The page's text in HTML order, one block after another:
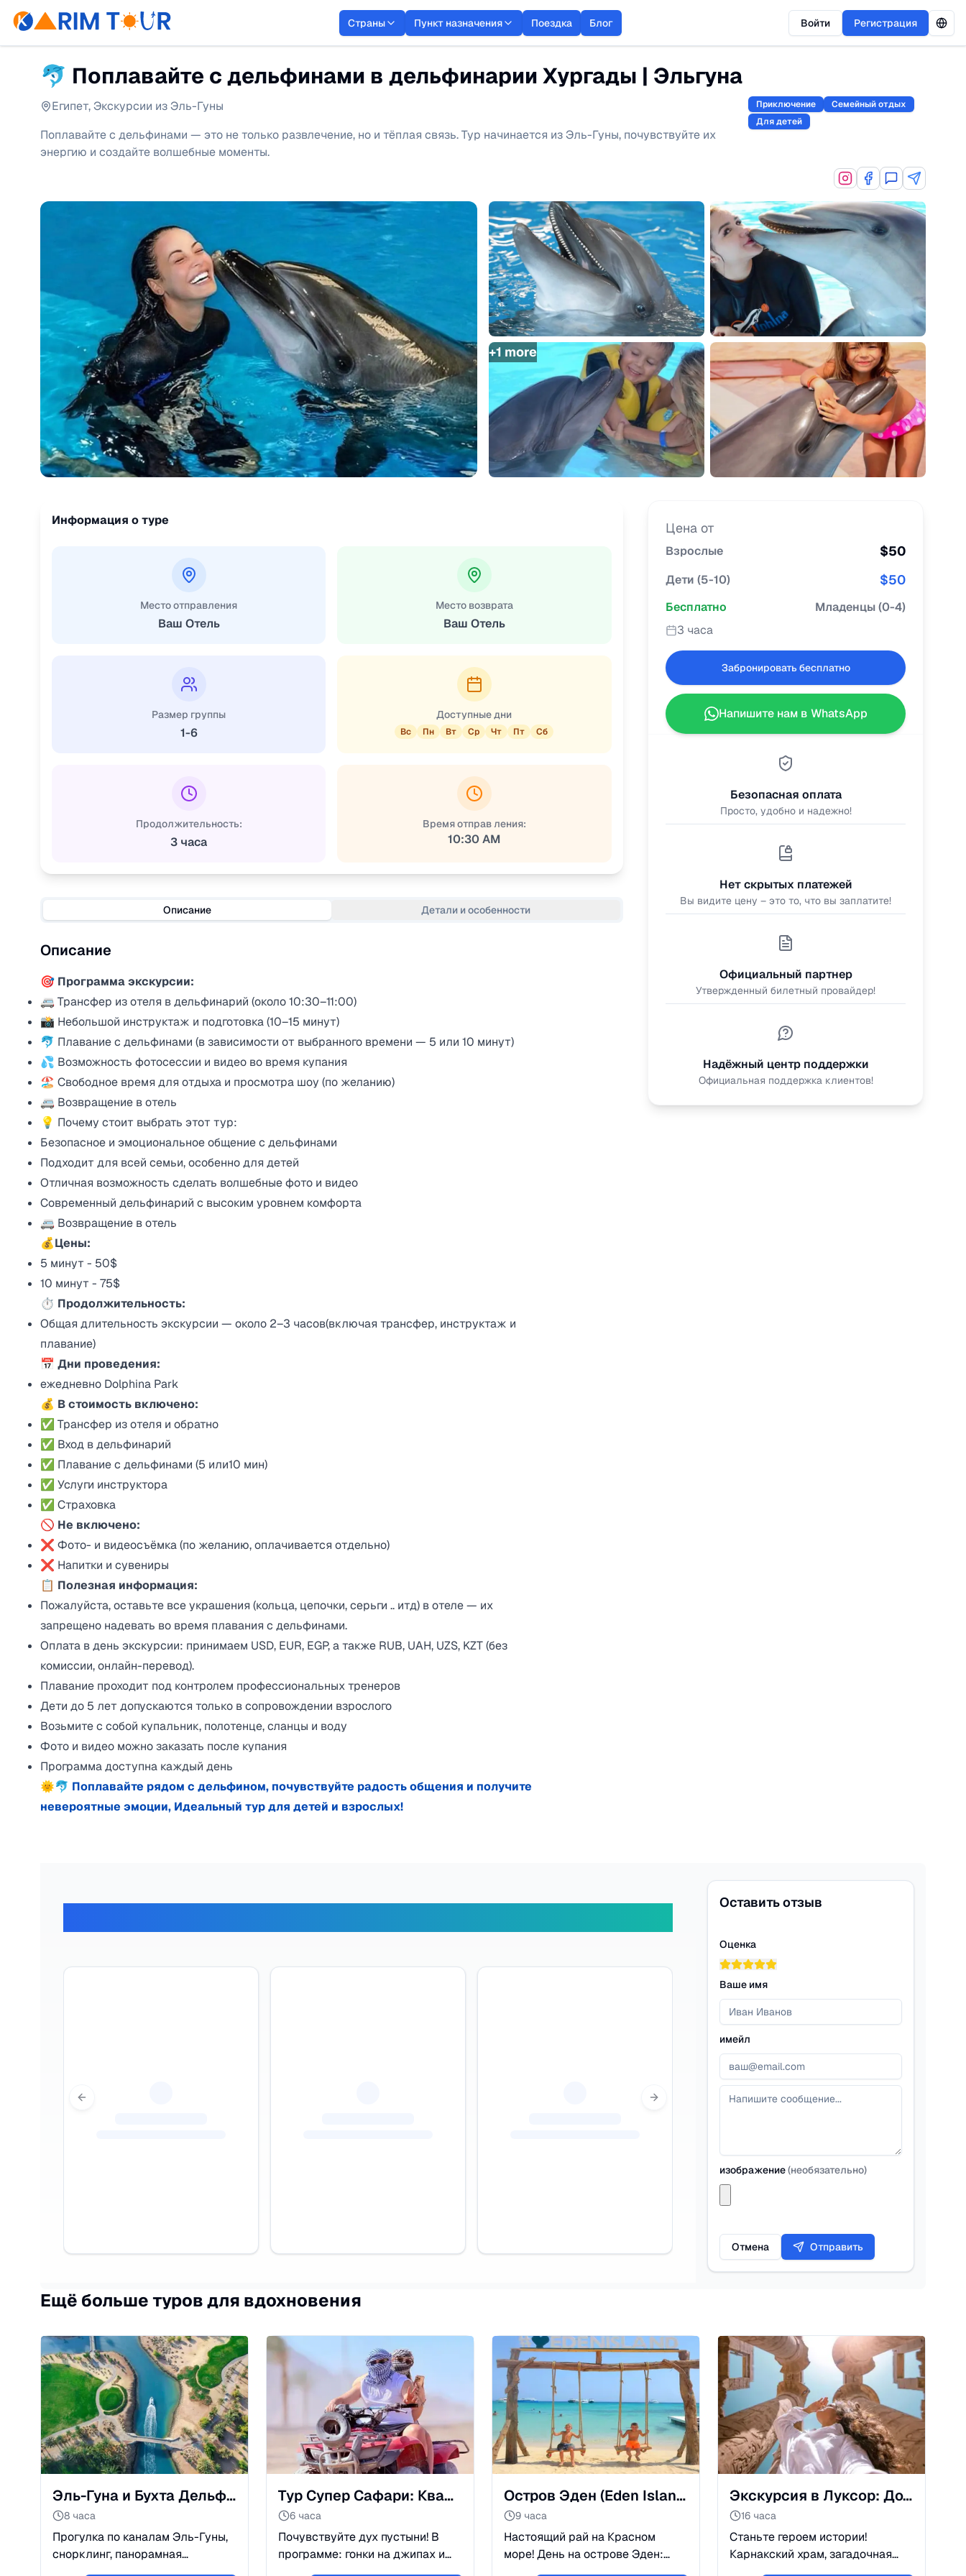
Страны Пункт назначения Поездка Блог Войти Регистрация
🐬 Поплавайте с дельфинами в дельфинарии Хургады | Эльгуна
Египет,Экскурсии из Эль-Гуны
Поплавайте с дельфинами — это не только развлечение, но и тёплая связь. Тур начинается из Эль-Гуны, почувствуйте их
энергию и создайте волшебные моменты.
Приключение
Семейный отдых
Для детей
+1 more
Информация о туре
Место отправления
Ваш Отель
Место возврата
Ваш Отель
Размер группы
1-6
Доступные дни
Вс Пн Вт Ср Чт Пт Сб
Продолжительность:
3 часа
Время отправ ления:
10:30 AM
Описание Детали и особенности
Описание
🎯 Программа экскурсии:
🚐 Трансфер из отеля в дельфинарий (около 10:30–11:00)
📸 Небольшой инструктаж и подготовка (10–15 минут)
🐬 Плавание с дельфинами (в зависимости от выбранного времени — 5 или 10 минут)
💦 Возможность фотосессии и видео во время купания
🏖️ Свободное время для отдыха и просмотра шоу (по желанию)
🚐 Возвращение в отель
💡 Почему стоит выбрать этот тур:
Безопасное и эмоциональное общение с дельфинами
Подходит для всей семьи, особенно для детей
Отличная возможность сделать волшебные фото и видео
Современный дельфинарий с высоким уровнем комфорта
🚐 Возвращение в отель
💰Цены:
5 минут - 50$
10 минут - 75$
⏱️ Продолжительность:
Общая длительность экскурсии — около 2–3 часов(включая трансфер, инструктаж и
плавание)
📅 Дни проведения:
ежедневно Dolphina Park
💰 В стоимость включено:
✅ Трансфер из отеля и обратно
✅ Вход в дельфинарий
✅ Плавание с дельфинами (5 или10 мин)
✅ Услуги инструктора
✅ Страховка
🚫 Не включено:
❌ Фото- и видеосъёмка (по желанию, оплачивается отдельно)
❌ Напитки и сувениры
📋 Полезная информация:
Пожалуйста, оставьте все украшения (кольца, цепочки, серьги .. итд) в отеле — их
запрещено надевать во время плавания с дельфинами.
Оплата в день экскурсии: принимаем USD, EUR, EGP, а также RUB, UAH, UZS, KZT (без
комиссии, онлайн-перевод).
Плавание проходит под контролем профессиональных тренеров
Дети до 5 лет допускаются только в сопровождении взрослого
Возьмите с собой купальник, полотенце, сланцы и воду
Фото и видео можно заказать после купания
Программа доступна каждый день
🌞🐬 Поплавайте рядом с дельфином, почувствуйте радость общения и получите
невероятные эмоции, Идеальный тур для детей и взрослых!
Цена от
Взрослые $50
Дети (5-10) $50
Бесплатно Младенцы(0-4)
3 часа
Забронировать бесплатно
Напишите нам в WhatsApp
Безопасная оплата
Просто, удобно и надежно!
Нет скрытых платежей
Вы видите цену – это то, что вы заплатите!
Официальный партнер
Утвержденный билетный провайдер!
Надёжный центр поддержки
Официальная поддержка клиентов!
Previous slide Next slide
Оставить отзыв
Оценка
Ваше имя
имейл
изображение(необязательно)
Отмена Отправить
Ещё больше туров для вдохновения
Эль-Гуна и Бухта Дельфинов: Египетская Венеция + Сафари
8 часа
Прогулка по каналам Эль-Гуны,
снорклинг, панорамная
субмарина и поиск дельфинов в
Тур Супер Сафари: Квадроциклы и Вечернее Шоу
6 часа
Почувствуйте дух пустыни! В
программе: гонки на джипах и
квадроциклах, катание на
Остров Эден (Eden Island): Экскурсия и пляжный отдых
9 часа
Настоящий рай на Красном
море! День на острове Эден:
лазурная вода, коралловые
Экскурсия в Луксор: Долина Царей и Храмы Фараонов
16 часа
Станьте героем истории!
Карнакский храм, загадочная
Долина Царей и храм Хатшепсут